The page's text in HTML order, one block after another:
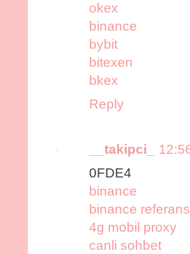
okex
binance
bybit
bitexen
bkex
Reply
__takipci_
0FDE4
binance
binance
4g mobil proxy
canli sohbet